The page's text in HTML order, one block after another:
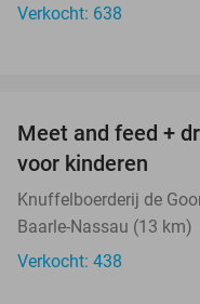
Verkocht: 638
Meet and feed +
voor kinderen
Knuffelboerderij de
Baarle-Nassau (13 km)
Verkocht: 438